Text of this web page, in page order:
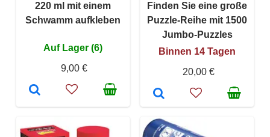
220 ml mit einem
Schwamm aufkleben
Auf Lager (6)
9,00 €
Finden Sie eine große
Puzzle-Reihe mit 1500
Jumbo-Puzzles
Binnen 14 Tagen
20,00 €